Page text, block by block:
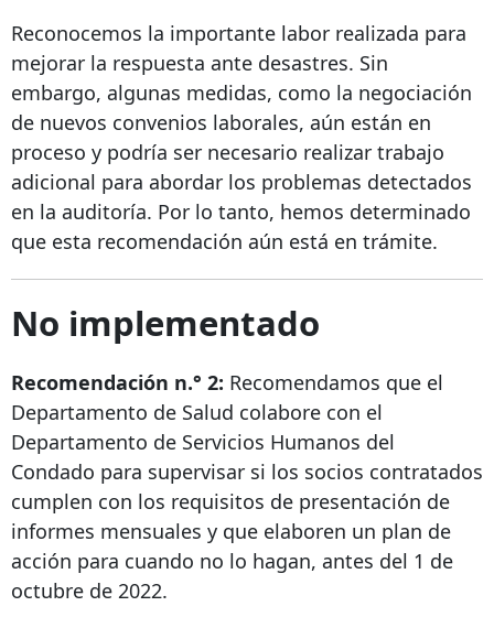
Reconocemos la importante labor realizada para
mejorar la respuesta ante desastres. Sin
embargo, algunas medidas, como la negociación
de nuevos convenios laborales, aún están en
proceso y podría ser necesario realizar trabajo
adicional para abordar los problemas detectados
en la auditoría. Por lo tanto, hemos determinado
que esta recomendación aún está en trámite.
No implementado
Recomendación n.° 2: Recomendamos que el
Departamento de Salud colabore con el
Departamento de Servicios Humanos del
Condado para supervisar si los socios contratados
cumplen con los requisitos de presentación de
informes mensuales y que elaboren un plan de
acción para cuando no lo hagan, antes del 1 de
octubre de 2022.